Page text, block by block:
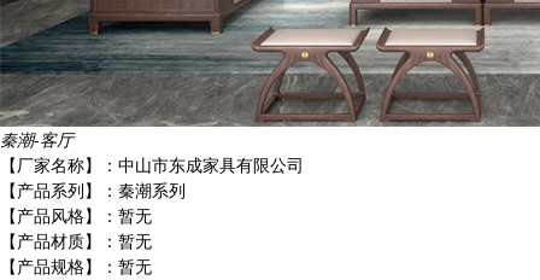
秦潮-客厅
【厂家名称】： 中山市东成家具有限公司
【产品系列】： 秦潮系列
【产品风格】： 暂无
【产品材质】： 暂无
【产品规格】： 暂无